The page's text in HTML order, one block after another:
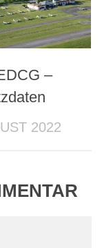
–
2022